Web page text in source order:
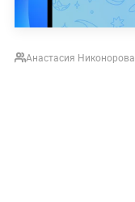
Анастасия Никонорова